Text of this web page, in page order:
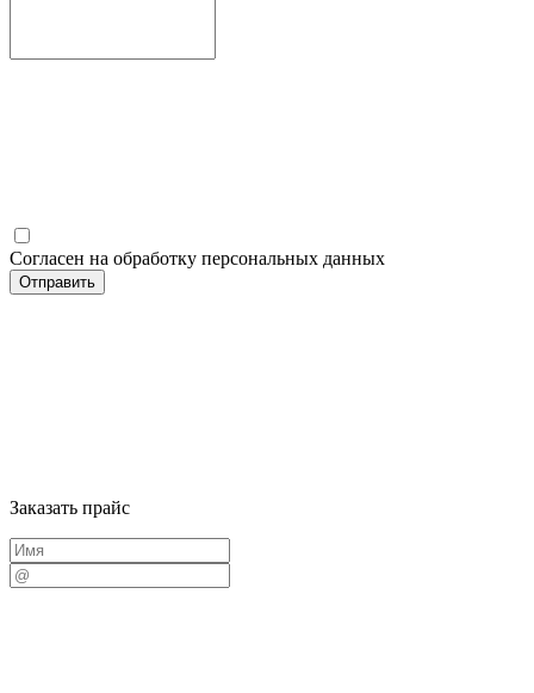
Согласен на обработку персональных данных
Заказать прайс